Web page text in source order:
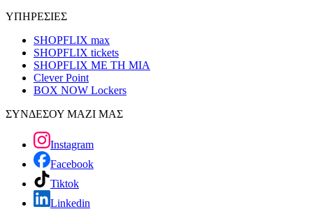
ΥΠΗΡΕΣΙΕΣ
SHOPFLIX max
SHOPFLIX tickets
SHOPFLIX ΜΕ ΤΗ ΜΙΑ
Clever Point
BOX NOW Lockers
ΣΥΝΔΕΣΟΥ ΜΑΖΙ ΜΑΣ
Instagram
Facebook
Tiktok
Linkedin